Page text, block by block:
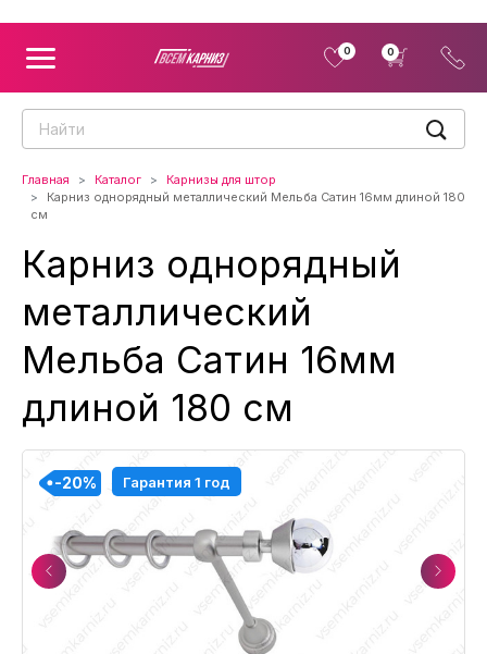
0 0
Главная Каталог
Карнизы для штор
Карниз однорядный металлический Мельба Сатин 16мм длиной 180
см
Карниз однорядный
металлический
Мельба Сатин 16мм
длиной 180 см
Previous
-20% Гарантия 1 год
-20%
-20%
-20%
Next